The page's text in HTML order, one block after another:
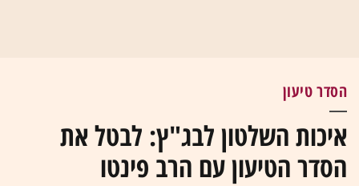
הסדר טיעון
איכות השלטון לבג"ץ: לבטל את
הסדר הטיעון עם הרב פינטו